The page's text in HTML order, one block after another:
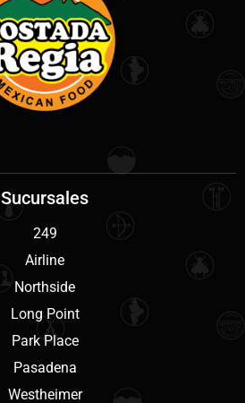
Sucursales
249
Airline
Northside
Long Point
Park Place
Pasadena
Westheimer